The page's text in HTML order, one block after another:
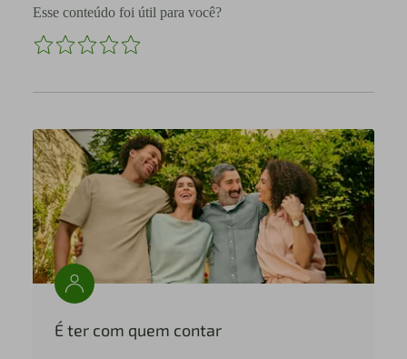
Esse conteúdo foi útil para você?
É ter com quem contar